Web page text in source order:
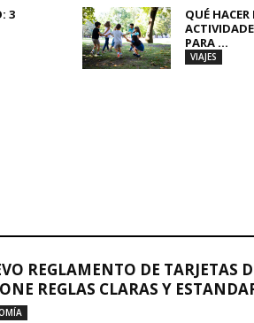
3
QUÉ
PARA ...
VIAJES
REGLAMENTO DE TARJETAS
REGLAS CLARAS Y